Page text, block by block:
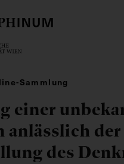
Sammlung
einer
anlässlich der
des